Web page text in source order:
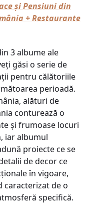
și Pensiuni din
+ Restaurante
3 albume ale
găsi o serie de
pentru călătoriile
perioadă.
alături de
conturează o
şi frumoase locuri
iar albumul
proiecte ce se
de decor ce
în vigoare,
caracterizat de o
specifică.